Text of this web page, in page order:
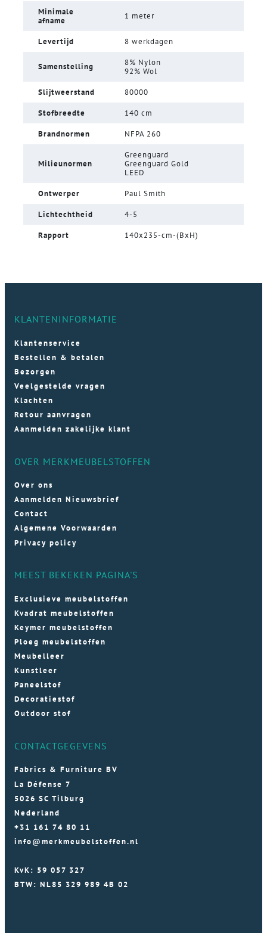
Minimale
afname
1 meter
Levertijd 8 werkdagen
Samenstelling
8% Nylon
92% Wol
Slijtweerstand 80000
Stofbreedte 140 cm
Brandnormen NFPA 260
Milieunormen
Greenguard
Greenguard Gold
LEED
Ontwerper Paul Smith
Lichtechtheid 4-5
Rapport 140x235-cm-(BxH)
KLANTENINFORMATIE
Klantenservice
Bestellen & betalen
Bezorgen
Veelgestelde vragen
Klachten
Retour aanvragen
Aanmelden zakelijke klant
OVER MERKMEUBELSTOFFEN
Over ons
Aanmelden Nieuwsbrief
Contact
Algemene Voorwaarden
Privacy policy
MEEST BEKEKEN PAGINA'S
Exclusieve meubelstoffen
Kvadrat meubelstoffen
Keymer meubelstoffen
Ploeg meubelstoffen
Meubelleer
Kunstleer
Paneelstof
Decoratiestof
Outdoor stof
CONTACTGEGEVENS
Fabrics & Furniture BV
La Défense 7
5026 SC Tilburg
Nederland
+31 161 74 80 11
info@merkmeubelstoffen.nl
KvK: 59 057 327
BTW: NL85 329 989 4B 02